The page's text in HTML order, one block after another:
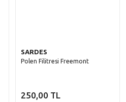
SARDES
Polen Filitresi Freemont
250,00 TL